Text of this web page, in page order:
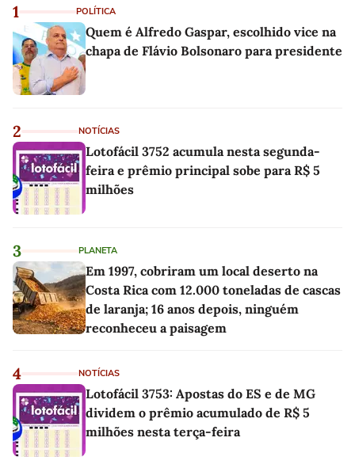
1 POLÍTICA
Quem é Alfredo Gaspar, escolhido vice na
chapa de Flávio Bolsonaro para presidente
2 NOTÍCIAS
Lotofácil 3752 acumula nesta segunda-
feira e prêmio principal sobe para R$ 5
milhões
3 PLANETA
Em 1997, cobriram um local deserto na
Costa Rica com 12.000 toneladas de cascas
de laranja; 16 anos depois, ninguém
reconheceu a paisagem
4 NOTÍCIAS
Lotofácil 3753: Apostas do ES e de MG
dividem o prêmio acumulado de R$ 5
milhões nesta terça-feira